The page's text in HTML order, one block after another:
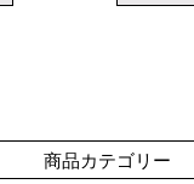
商品カテゴリー